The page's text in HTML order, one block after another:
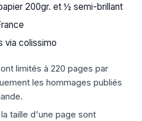
200gr. et ½ semi-brillant
via colissimo
limités à 220 pages par
les hommages publiés
taille d'une page sont